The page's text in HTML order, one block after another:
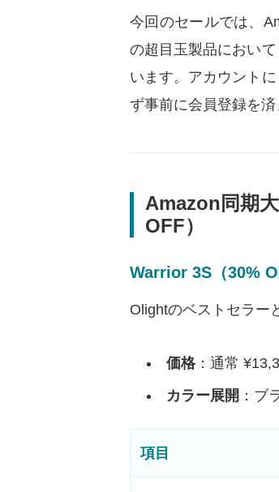
今回のセールでは、
の超目玉製品におい
います。アカウント
ず事前に会員登録を
Amazon同期
OFF）
Warrior 3S（30%
Olightのベストセラー
価格：通常
カラー展開 ：ブ
項目